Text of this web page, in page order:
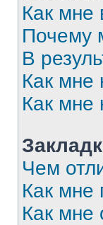
Как мне
Почему
В
Как мне
Как мне
Чем
Как мне
Как мне